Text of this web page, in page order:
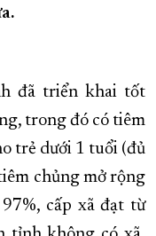
đã triển khai tốt
trong đó có tiêm
trẻ dưới 1 tuổi (đủ
chủng mở rộng
cấp xã đạt từ